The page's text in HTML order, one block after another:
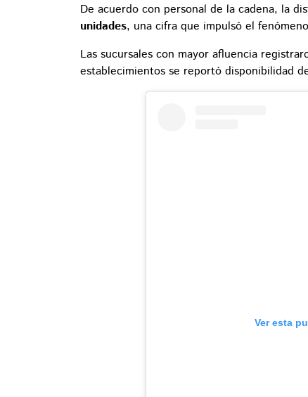
De acuerdo con personal de la cadena, la
unidades, una cifra que impulsó el
Las sucursales con mayor afluencia
establecimientos se reportó disponibilidad
Ver esta